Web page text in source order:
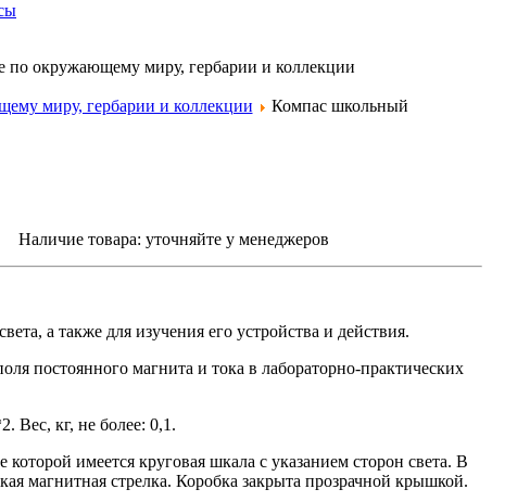
по окружающему миру, гербарии и коллекции
миру, гербарии и коллекции Компас школьный
Наличие товара: уточняйте у менеджеров
а также для изучения его устройства и действия.
постоянного магнита и тока в лабораторно-практических
Вес, кг, не более: 0,1.
имеется круговая шкала с указанием сторон света. В
магнитная стрелка. Коробка закрыта прозрачной крышкой.